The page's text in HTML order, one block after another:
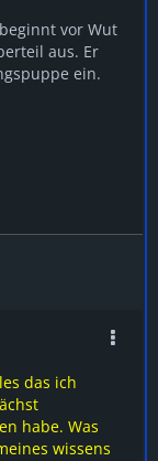
vor Wut
aus. Er
ein.
das ich
habe. Was
wissens